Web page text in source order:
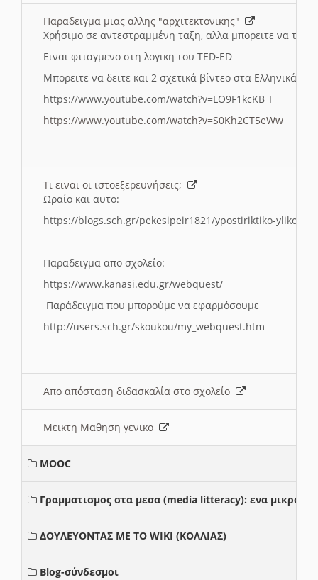
Παραδειγμα μιας αλλης "αρχιτεκτονικης"
Χρήσιμο σε αντεστραμμένη ταξη, αλλα μπορειτε να το
Ειναι φτιαγμενο στη λογικη του TED-ED
Μπορειτε να δειτε και 2 σχετικά βίντεο στα Ελληνικά:
https://www.youtube.com/watch?v=LO9F1kcKB_I
https://www.youtube.com/watch?v=S0Kh2CT5eWw
Τι ειναι οι ιστοεξερευνήσεις;
Ωραίο και αυτο:
https://blogs.sch.gr/pekesipeir1821/ypostiriktiko-yliko/
Παραδειγμα απο σχολείο:
https://www.kanasi.edu.gr/webquest/
Παράδειγμα που μπορούμε να εφαρμόσουμε
http://users.sch.gr/skoukou/my_webquest.htm
Απο απόσταση διδασκαλία στο σχολείο
Μεικτη Μαθηση γενικο
MOOC
Γραμματισμος στα μεσα (media litteracy): ενα μικρο
ΔΟΥΛΕΥΟΝΤΑΣ ΜΕ ΤΟ WIKI (ΚΟΛΛΙΑΣ)
Blog-σύνδεσμοι